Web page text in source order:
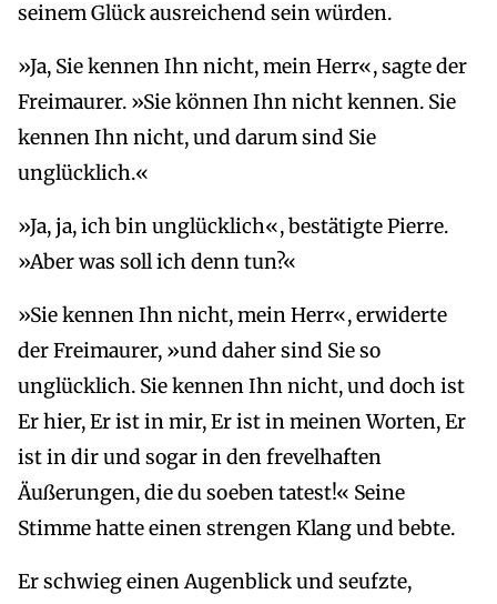
seinem Glück ausreichend sein würden.
»Ja, Sie kennen Ihn nicht, mein Herr«, sagte der
Freimaurer. »Sie können Ihn nicht kennen. Sie
kennen Ihn nicht, und darum sind Sie
unglücklich.«
»Ja, ja, ich bin unglücklich«, bestätigte Pierre.
»Aber was soll ich denn tun?«
»Sie kennen Ihn nicht, mein Herr«, erwiderte
der Freimaurer, »und daher sind Sie so
unglücklich. Sie kennen Ihn nicht, und doch ist
Er hier, Er ist in mir, Er ist in meinen Worten, Er
ist in dir und sogar in den frevelhaften
Äußerungen, die du soeben tatest!« Seine
Stimme hatte einen strengen Klang und bebte.
Er schwieg einen Augenblick und seufzte,